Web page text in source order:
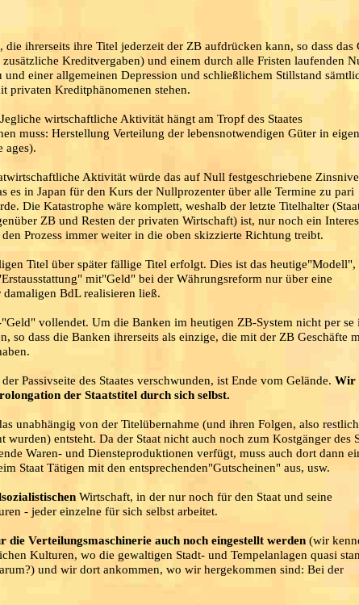
ihrerseits ihre Titel jederzeit der ZB aufdrücken kann, so dass das
Kreditvergaben) und einem durch alle Fristen laufenden
einer allgemeinen Depression und schließlichem Stillstand
privaten Kreditphänomenen stehen.
wirtschaftliche Aktivität hängt am Tropf des Staates
muss: Herstellung Verteilung der lebensnotwendigen Güter in
ages).
Aktivität würde das auf Null festgeschriebene
in Japan für den Kurs der Nullprozenter über alle Termine zu pari
Die Katastrophe wäre komplett, weshalb der letzte Titelhalter
ZB und Resten der privaten Wirtschaft) ist, nur noch ein
Prozess immer weiter in die oben skizzierte Richtung treibt.
Titel über später fällige Titel erfolgt. Dies ist das heutige"Modell",
mit"Geld" bei der Währungsreform nur über eine
BdL realisieren ließ.
vollendet. Um die Banken im heutigen ZB-System nicht per se
dass die Banken ihrerseits als einzige, die mit der ZB Geschäfte
Passivseite des Staates verschwunden, ist Ende vom Gelände. Wir
der Staatstitel durch sich selbst.
unabhängig von der Titelübernahme (und ihren Folgen, also
entsteht. Da der Staat nicht auch noch zum Kostgänger des
Waren- und Diensteproduktionen verfügt, muss auch dort dann
Staat Tätigen mit den entsprechenden"Gutscheinen" aus, usw.
Wirtschaft, in der nur noch für den Staat und seine
- jeder einzelne für sich selbst arbeitet.
die Verteilungsmaschinerie auch noch eingestellt werden (wir
Kulturen, wo die gewaltigen Stadt- und Tempelanlagen quasi
und wir dort ankommen, wo wir hergekommen sind: Bei der